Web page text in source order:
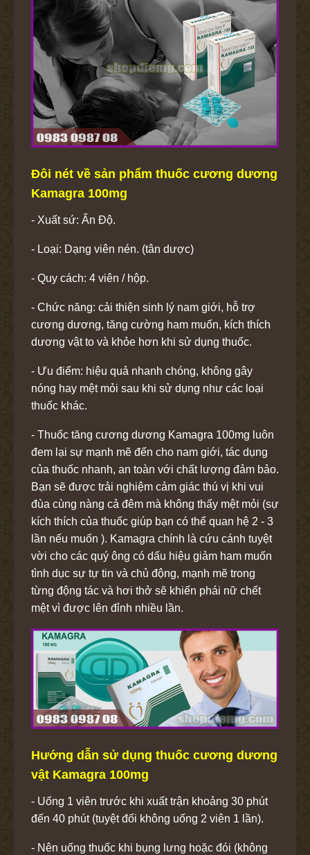
Đôi nét về sản phẩm thuốc cương dương
Kamagra 100mg
- Xuất sứ: Ấn Độ.
- Loại: Dạng viên nén. (tân dược)
- Quy cách: 4 viên / hộp.
- Chức năng: cải thiện sinh lý nam giới, hỗ trợ
cương dương, tăng cường ham muốn, kích thích
dương vật to và khỏe hơn khi sử dụng thuốc.
- Ưu điểm: hiệu quả nhanh chóng, không gây
nóng hay mệt mỏi sau khi sử dụng như các loại
thuốc khác.
- Thuốc tăng cương dương Kamagra 100mg luôn
đem lại sự mạnh mẽ đến cho nam giới, tác dụng
của thuốc nhanh, an toàn với chất lượng đảm bảo.
Bạn sẽ được trải nghiệm cảm giác thú vị khi vui
đùa cùng nàng cả đêm mà không thấy mệt mỏi (sự
kích thích của thuốc giúp bạn có thể quan hệ 2 - 3
lần nếu muốn ). Kamagra chính là cứu cánh tuyệt
vời cho các quý ông có dấu hiệu giảm ham muốn
tình dục sự tự tin và chủ động, mạnh mẽ trong
từng động tác và hơi thở sẽ khiến phái nữ chết
mệt vì được lên đỉnh nhiều lần.
Hướng dẫn sử dụng thuốc cương dương
vật Kamagra 100mg
- Uống 1 viên trước khi xuất trận khoảng 30 phút
đến 40 phút (tuyệt đối không uống 2 viên 1 lần).
- Nên uống thuốc khi bụng lưng hoặc đói (không